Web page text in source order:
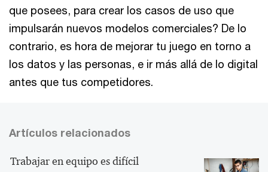
que posees, para crear los casos de uso que
impulsarán nuevos modelos comerciales? De lo
contrario, es hora de mejorar tu juego en torno a
los datos y las personas, e ir más allá de lo digital
antes que tus competidores.
Artículos relacionados
Trabajar en equipo es difícil